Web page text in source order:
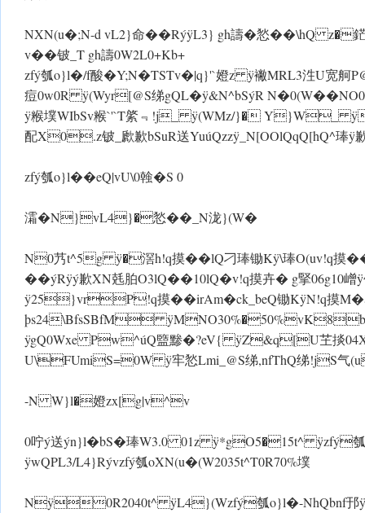
NXN(u�;N-d vL2}命��Rý ÿL3} gh譸�悐��\hQ
v��铍_T gh譸0W2L 0+Kb+
zfý瓠o}l�/f酸�Y;N�TS Tv�|q}'`嬁 z ÿ襒MRL3泩U宽舸P@S
痘0 w0R ÿ(Wyr[@S绨gQL� ÿ&N^bSýR
ÿ糇墣WIbSv糇`'`T綮﹃!j_ ÿ(WMz/}� Y}W_
配X0.z铍_歋歉bSuR送YuúQzz ÿ_N[OOlQqQ[hQ^琫 ÿ歉
zfý瓠o}l��eQ|vU\ 0螒�S 0
灀�N}vL4}�悐��_N泷}(W�
N0艿t^5g ÿ�滘h!q摸��lQ刁琫锄K ÿ\琫O(uv!q摸
��ýR ÿý歉XN兞胉O3lQ��10lQ�v!q摸卉� g掔
ÿ25}vrP!q摸��irAm�ck_beQ锄K ÿN!q摸
þs24\BfsSBfM
ÿgQ0Wxe Pw^úQ盬黪�?eV{ ÿZ&q[U芏掞
U\FUmiS=0W ÿ牢悐Lmi_@S绨,nfThQ绨!jS气
-N W}l�嬁 zx[g|v^v
0咛ý送ýn}l�bS�琫W3.0 01z ÿ*gO5�15t^ ÿzfý瓠
ÿwQPL3/L4}Rývzfý瓠oXN(u�(W2035t^T0R70%墣
Nÿ0R2040t^ ÿL4}(Wzfý瓠o}l�-NhQbnf邘